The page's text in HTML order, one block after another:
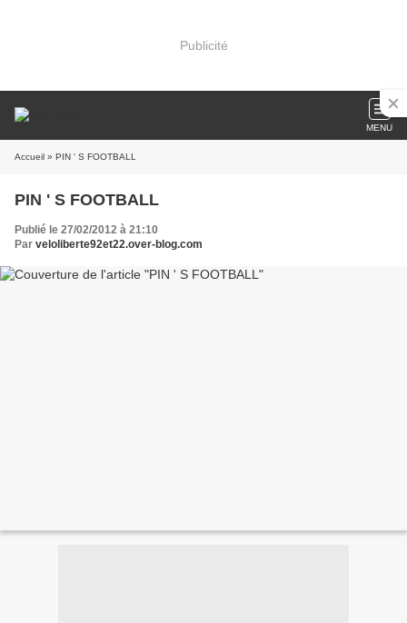
Publicité
MENU
Accueil » PIN ' S FOOTBALL
PIN ' S FOOTBALL
Publié le 27/02/2012 à 21:10
Par veloliberte92et22.over-blog.com